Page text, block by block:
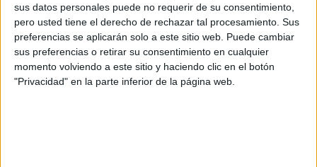
sus datos personales puede no requerir de su consentimiento,
pero usted tiene el derecho de rechazar tal procesamiento. Sus
preferencias se aplicarán solo a este sitio web. Puede cambiar
sus preferencias o retirar su consentimiento en cualquier
momento volviendo a este sitio y haciendo clic en el botón
"Privacidad" en la parte inferior de la página web.